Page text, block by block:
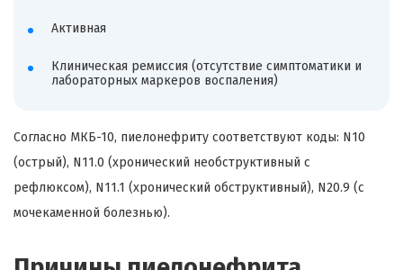
Активная
Клиническая ремиссия (отсутствие симптоматики и
лабораторных маркеров воспаления)
Согласно МКБ-10, пиелонефриту соответствуют коды: N10
(острый), N11.0 (хронический необструктивный с
рефлюксом), N11.1 (хронический обструктивный), N20.9 (с
мочекаменной болезнью).